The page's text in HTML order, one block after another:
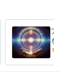
アカ
を紐
ータ